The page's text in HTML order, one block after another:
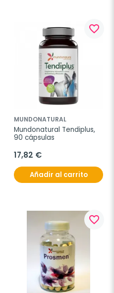
favorite_border
MUNDONATURAL
Mundonatural Tendiplus,
90 cápsulas
17,82 €
Añadir al carrito
favorite_border